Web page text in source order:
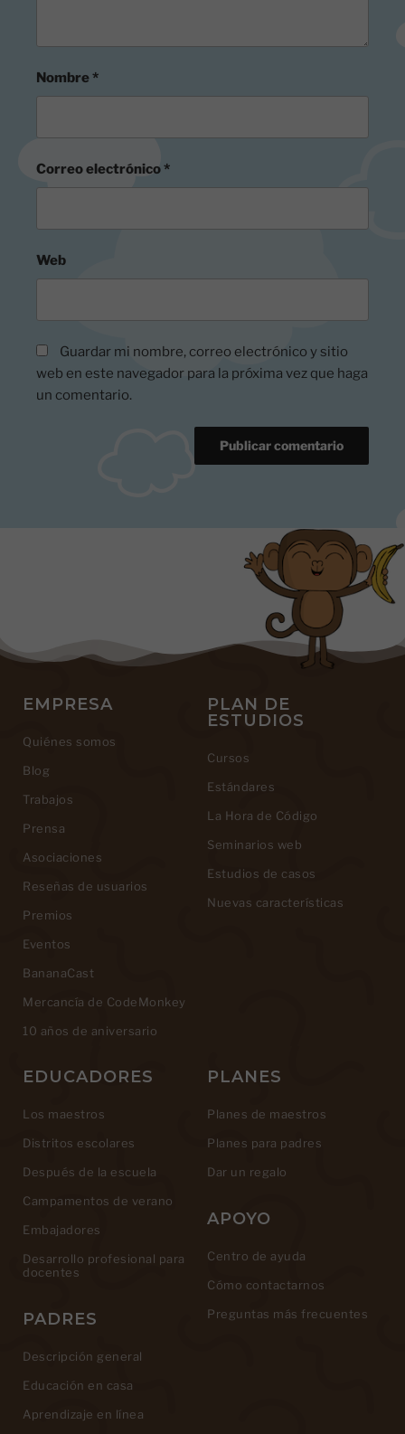
Nombre*
Correo electrónico*
Web
Guardar mi nombre, correo electrónico y sitio
web en este navegador para la próxima vez que haga
un comentario.
EMPRESA
Quiénes somos
Blog
Trabajos
Prensa
Asociaciones
Reseñas de usuarios
Premios
Eventos
BananaCast
Mercancía de CodeMonkey
10 años de aniversario
PLAN DE
ESTUDIOS
Cursos
Estándares
La Hora de Código
Seminarios web
Estudios de casos
Nuevas características
EDUCADORES
Los maestros
Distritos escolares
Después de la escuela
Campamentos de verano
Embajadores
Desarrollo profesional para
docentes
PADRES
Descripción general
Educación en casa
Aprendizaje en línea
PLANES
Planes de maestros
Planes para padres
Dar un regalo
APOYO
Centro de ayuda
Cómo contactarnos
Preguntas más frecuentes